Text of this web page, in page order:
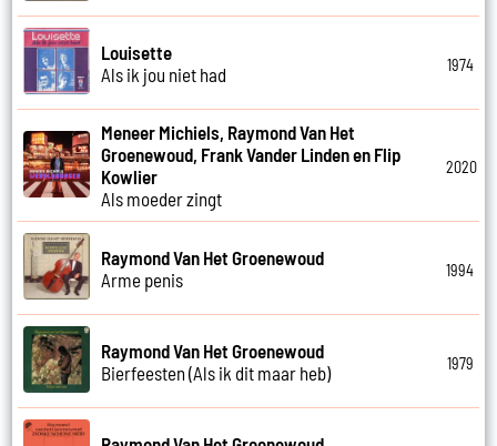
Louisette
Als ik jou niet had
1974
Meneer Michiels, Raymond Van Het
Groenewoud, Frank Vander Linden en Flip
Kowlier
Als moeder zingt
2020
Raymond Van Het Groenewoud
Arme penis
1994
Raymond Van Het Groenewoud
Bierfeesten (Als ik dit maar heb)
1979